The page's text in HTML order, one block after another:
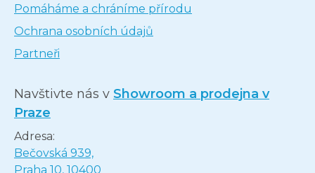
Pomáháme a chráníme přírodu
Ochrana osobních údajů
Partneři
Navštivte nás v Showroom a prodejna v
Praze
Adresa:
Bečovská 939,
Praha 10, 10400